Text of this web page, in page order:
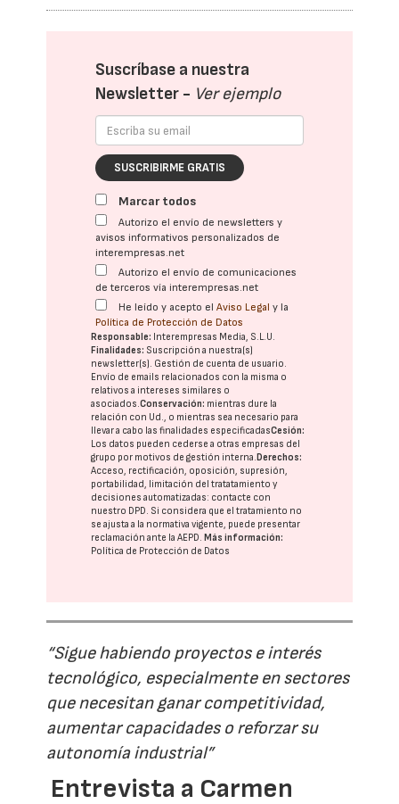
Suscríbase a nuestra
Newsletter - Ver ejemplo
SUSCRIBIRME GRATIS
Marcar todos
Autorizo el envío de newsletters y
avisos informativos personalizados de
interempresas.net
Autorizo el envío de comunicaciones
de terceros vía interempresas.net
He leído y acepto elAviso Legal y la
Política de Protección de Datos
Responsable: Interempresas Media, S.L.U.
Finalidades: Suscripción a nuestra(s)
newsletter(s). Gestión de cuenta de usuario.
Envío de emails relacionados con la misma o
relativos a intereses similares o
asociados.Conservación: mientras dure la
relación con Ud., o mientras sea necesario para
llevar a cabo las finalidades especificadasCesión:
Los datos pueden cederse a otras empresas del
grupo por motivos de gestión interna. Derechos:
Acceso, rectificación, oposición, supresión,
portabilidad, limitación del tratatamiento y
decisiones automatizadas: contacte con
nuestro DPD. Si considera que el tratamiento no
se ajusta a la normativa vigente, puede presentar
reclamación ante laAEPD. Más información:
Política de Protección de Datos
“Sigue habiendo proyectos e interés
tecnológico, especialmente en sectores
que necesitan ganar competitividad,
aumentar capacidades o reforzar su
autonomía industrial”
Entrevista a Carmen